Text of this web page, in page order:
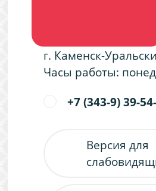
г. Каменск-
Часы работы:
+7 (343-9) 39-
Версия для